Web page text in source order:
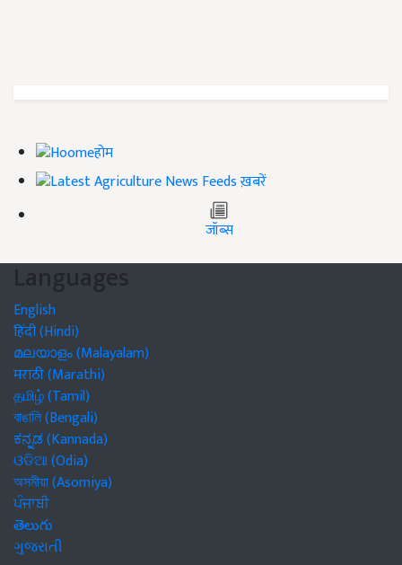
होम
ख़बरें
जॉब्स
Languages
English
हिंदी (Hindi)
മലയാളം (Malayalam)
मराठी (Marathi)
தமிழ் (Tamil)
বাঙালি (Bengali)
ಕನ್ನಡ (Kannada)
ଓଡିଆ (Odia)
অসমীয়া (Asomiya)
ਪੰਜਾਬੀ
తెలుగు
ગુજરાતી